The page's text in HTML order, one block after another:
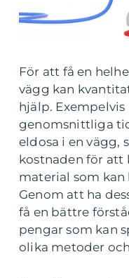
För att få en
vägg kan
hjälp.
genomsnittliga
eldosa i en vägg,
kostnaden för att
material som kan
Genom att ha
få en bättre
pengar som kan
olika metoder